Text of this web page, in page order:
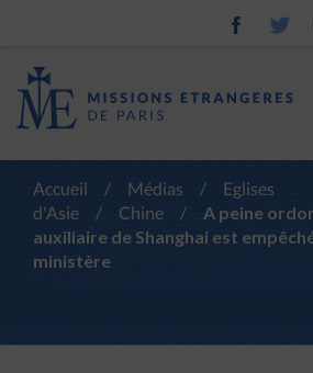
Accueil / Médias /
Eglises
d'Asie
/ Chine /
A peine
auxiliaire de Shanghai est
ministère